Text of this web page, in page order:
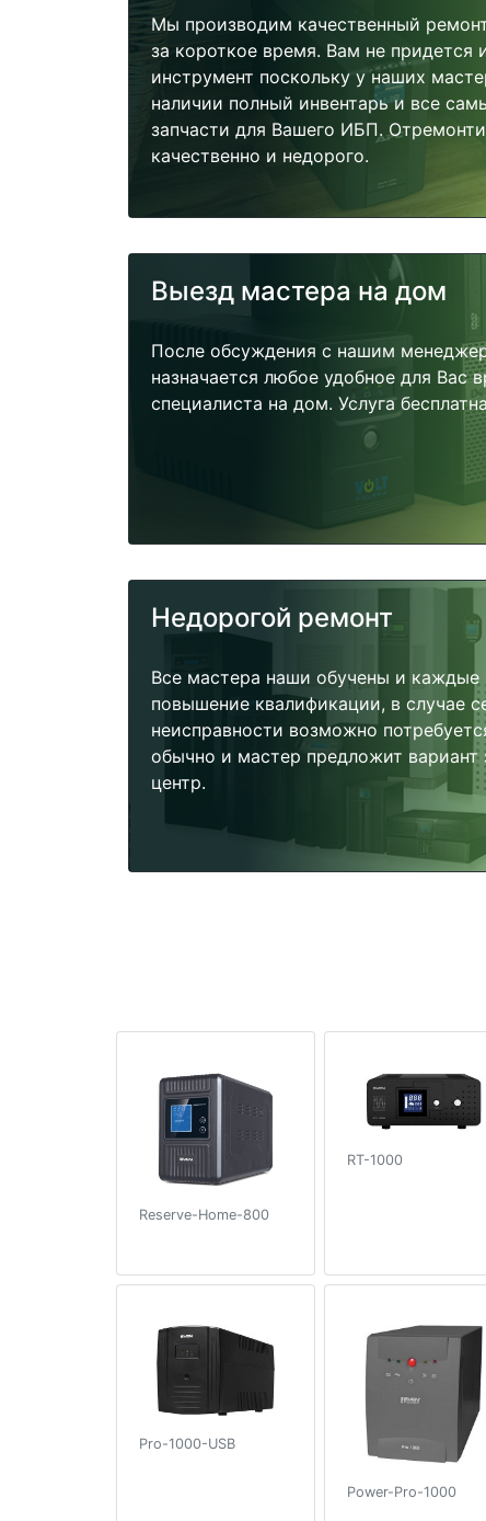
Мы производим качественный
за короткое время. Вам не придется
инструмент поскольку у наших
наличии полный инвентарь и все
запчасти для Вашего ИБП.
качественно и недорого.
Выезд мастера на дом
После обсуждения с нашим
назначается любое удобное для Вас
специалиста на дом. Услуга
Недорогой ремонт
Все мастера наши обучены и каждые
повышение квалификации, в случае
неисправности возможно
обычно и мастер предложит вариант
центр.
Reserve-Home-800
RT-1000
Pro-1000-USB
Power-Pro-1000